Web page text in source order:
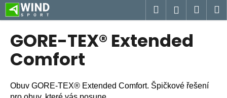
Přejít
na
obsah
Hledat
GORE-TEX® Extended
Comfort
Obuv GORE-TEX® Extended Comfort. Špičkové řešení
K
o
C
o
p
o